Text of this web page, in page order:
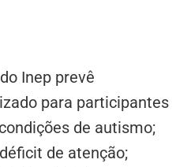
Inep prevê
para participantes
de autismo;
de atenção;